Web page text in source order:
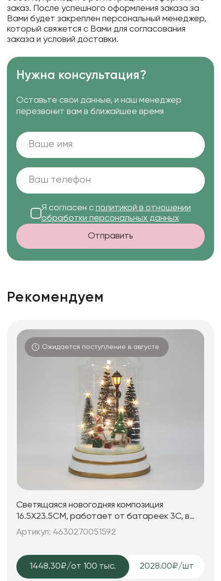
заказ. После успешного оформления заказа за
Вами будет закреплен персональный менеджер,
который свяжется с Вами для согласования
заказа и условий доставки.
Нужна консультация?
Оставьте свои данные, и наш менеджер
перезвонит вам в ближайшее время
Я согласен с политикой в отношении
обработки персональных данных
Отправить
Рекомендуем
Ожидается поступление в августе
Светящаяся новогодняя композиция
16.5X23.5CM, работает от батареек 3C, в
комплект не входят
Артикул: 4630270051592
1448.30₽/от 100 тыс. 2028.00₽/шт